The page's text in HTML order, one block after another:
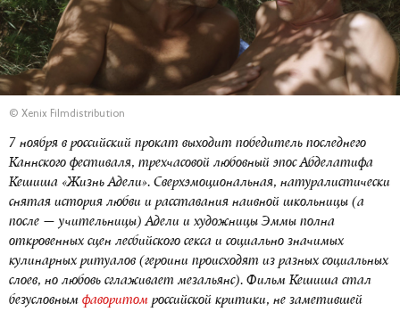
© Xenix Filmdistribution
7 ноября в российский прокат выходит победитель последнего
Каннского фестиваля, трехчасовой любовный эпос Абделатифа
Кешиша «Жизнь Адели». Сверхэмоциональная, натуралистически
снятая история любви и расставания наивной школьницы (а
после — учительницы) Адели и художницы Эммы полна
откровенных сцен лесбийского секса и социально значимых
кулинарных ритуалов (героини происходят из разных социальных
слоев, но любовь сглаживает мезальянс). Фильм Кешиша стал
безусловным фаворитом российской критики, не заметившей